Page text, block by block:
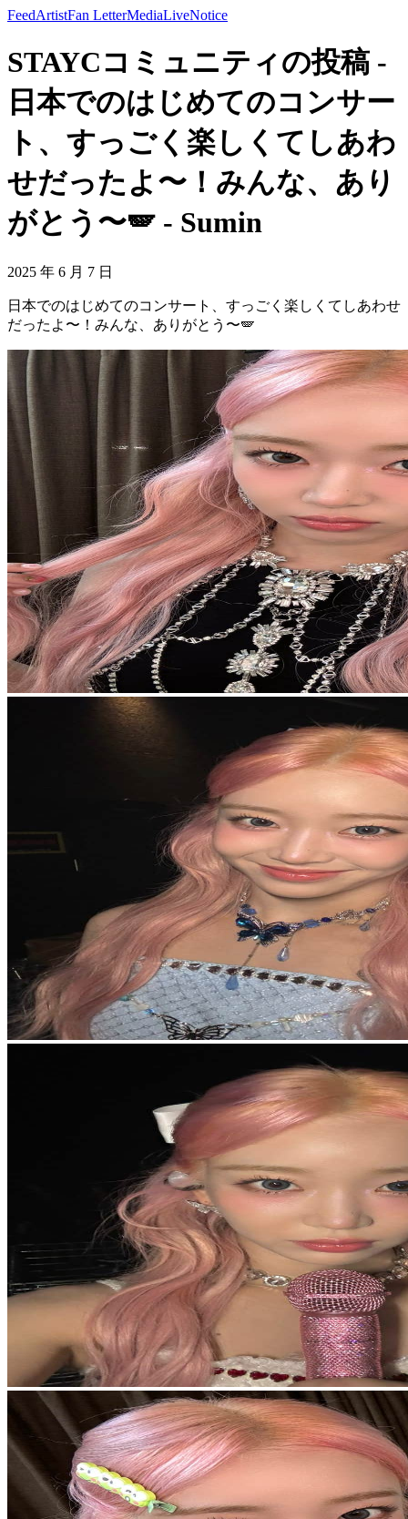
FeedArtistFan LetterMediaLiveNotice
STAYCコミュニティの投稿 -
日本でのはじめてのコンサー
ト、すっごく楽しくてしあわ
せだったよ〜！みんな、あり
がとう〜🪽 - Sumin
2025 年 6 月 7 日
日本でのはじめてのコンサート、すっごく楽しくてしあわせ
だったよ〜！みんな、ありがとう〜🪽